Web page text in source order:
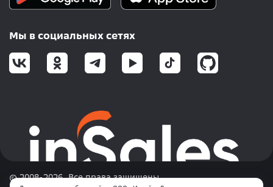
Мы в социальных сетях
© 2008-2026. Все права защищены.